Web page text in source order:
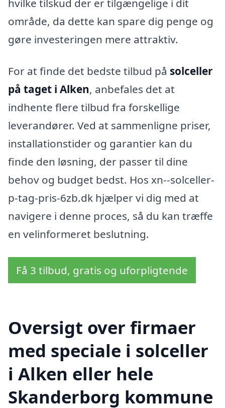
område, da dette kan spare dig penge og
gøre investeringen mere attraktiv.
For at finde det bedste tilbud på solceller
på taget i Alken, anbefales det at
indhente flere tilbud fra forskellige
leverandører. Ved at sammenligne priser,
installationstider og garantier kan du
finde den løsning, der passer til dine
behov og budget bedst. Hos xn--solceller-
p-tag-pris-6zb.dk hjælper vi dig med at
navigere i denne proces, så du kan træffe
en velinformeret beslutning.
Få 3 tilbud, gratis og uforpligtende
Oversigt over firmaer
med speciale i solceller
i Alken eller hele
Skanderborg kommune